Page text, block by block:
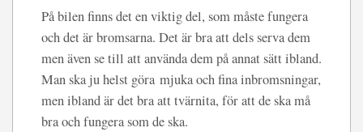
På bilen finns det en viktig del, som måste fungera
och det är bromsarna. Det är bra att dels serva dem
men även se till att använda dem på annat sätt ibland.
Man ska ju helst göra mjuka och fina inbromsningar,
men ibland är det bra att tvärnita, för att de ska må
bra och fungera som de ska.